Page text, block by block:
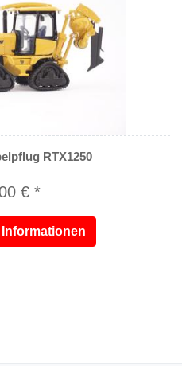
RTX1250
€ *
Informationen